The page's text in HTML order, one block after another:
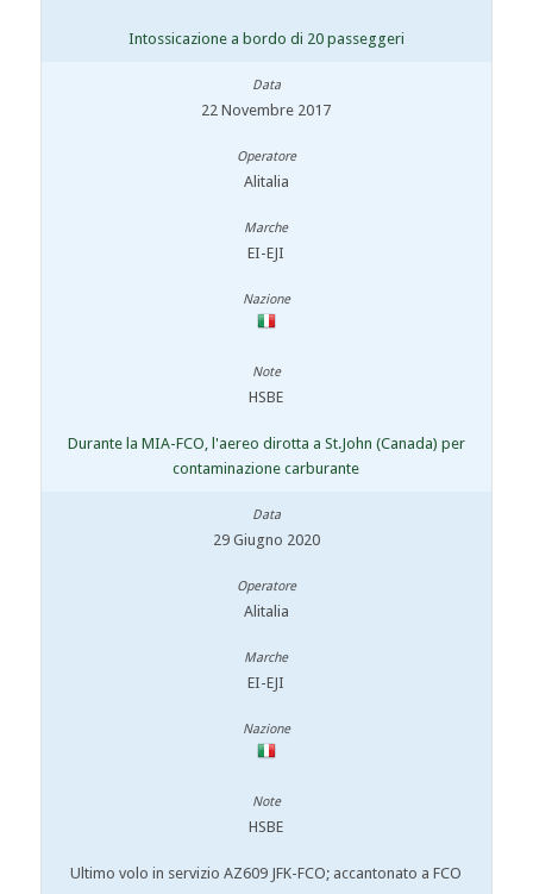
Intossicazione a bordo di 20 passeggeri
22 Novembre 2017
Alitalia
EI-EJI
HSBE
Durante la MIA-FCO, l'aereo dirotta a St.John (Canada) per
contaminazione carburante
29 Giugno 2020
Alitalia
EI-EJI
HSBE
Ultimo volo in servizio AZ609 JFK-FCO; accantonato a FCO